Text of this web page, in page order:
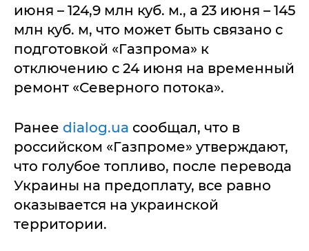
июня – 124,9 млн куб. м., а 23 июня – 145
млн куб. м, что может быть связано с
подготовкой «Газпрома» к
отключению с 24 июня на временный
ремонт «Северного потока».
Ранее dialog.ua сообщал, что в
российском «Газпроме» утверждают,
что голубое топливо, после перевода
Украины на предоплату, все равно
оказывается на украинской
территории.